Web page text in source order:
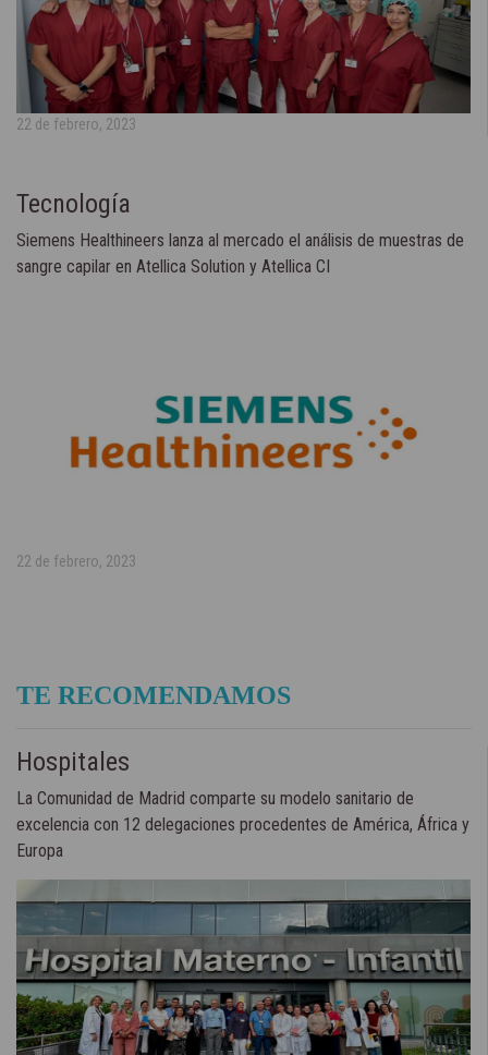
22 de febrero, 2023
Tecnología
Siemens Healthineers lanza al mercado el análisis de muestras de
sangre capilar en Atellica Solution y Atellica CI
22 de febrero, 2023
TE RECOMENDAMOS
Hospitales
La Comunidad de Madrid comparte su modelo sanitario de
excelencia con 12 delegaciones procedentes de América, África y
Europa